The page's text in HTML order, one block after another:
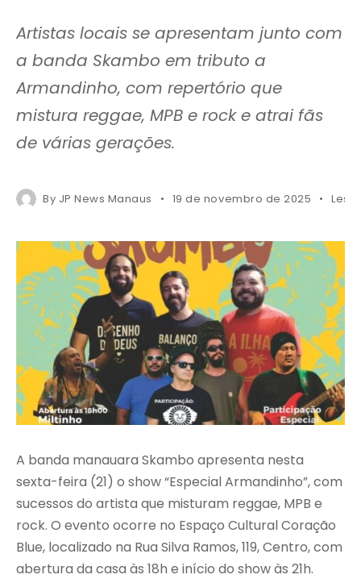
Artistas locais se apresentam junto com
a banda Skambo em tributo a
Armandinho, com repertório que
mistura reggae, MPB e rock e atrai fãs
de várias gerações.
By JP News Manaus 19 de novembro de 2025 Less
A banda manauara Skambo apresenta nesta
sexta-feira (21) o show “Especial Armandinho”, com
sucessos do artista que misturam reggae, MPB e
rock. O evento ocorre no Espaço Cultural Coração
Blue, localizado na Rua Silva Ramos, 119, Centro, com
abertura da casa às 18h e início do show às 21h.